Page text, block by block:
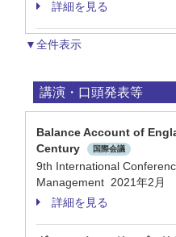
詳細を見る
▼全件表示
講演・口頭発表等
Balance Account of
Century
国際会議
9th International
Management 2021年2月
詳細を見る